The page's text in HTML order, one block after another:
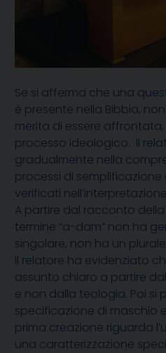
Se si afferma che una
è presente nella Bibbia,
merita di essere
processo ideologico. Il
gradualmente nella
processi di semplificazione
verificati
A partire dal racconto
termine “a-dam” non ha
singolare, non ha un
Il relatore ha evidenziato
assunto chiaro a partire
e non dalla teologia. Poi si
specificazione di maschio
prima creazione riguarda
una caratterizzazione